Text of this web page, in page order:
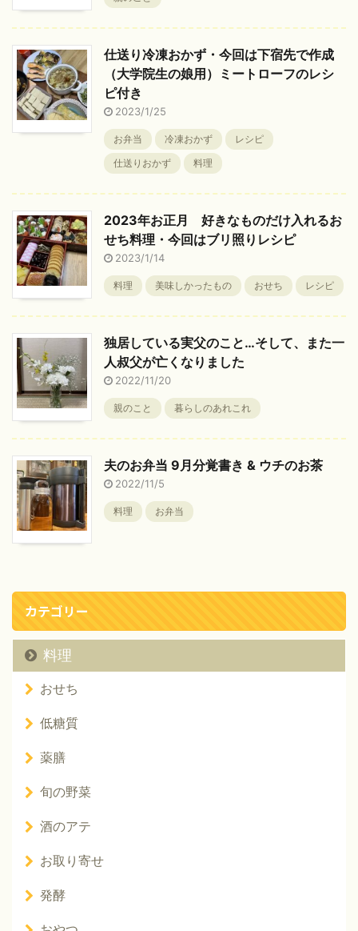
仕送り冷凍おかず・今回は下宿先で作成
（大学院生の娘用）ミートローフのレシ
ピ付き
2023/1/25
お弁当 冷凍おかず
レシピ
仕送りおかず
料理
2023年お正月 好きなものだけ入れるお
せち料理・今回はブリ照りレシピ
2023/1/14
料理 美味しかったもの おせち レシピ
独居している実父のこと…そして、また一
人叔父が亡くなりました
2022/11/20
親のこと 暮らしのあれこれ
夫のお弁当 9月分覚書き & ウチのお茶
2022/11/5
料理 お弁当
カテゴリー
料理
おせち
低糖質
薬膳
旬の野菜
酒のアテ
お取り寄せ
発酵